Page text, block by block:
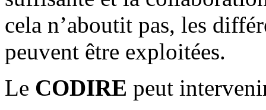
cela n’aboutit pas, les
peuvent être exploitées.
Le CODIRE peut